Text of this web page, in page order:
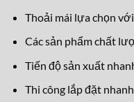
Thoải mái lựa chọn
Các sản phẩm chất
Tiến độ sản xuất
Thi công lắp đặt